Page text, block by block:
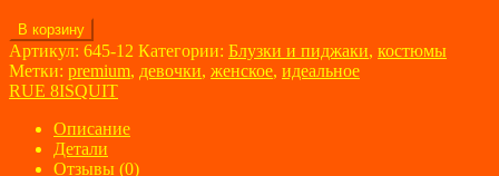
Количество
товара
Пиджак
женский
8ISQUIT
размер
В корзину
Артикул: 645-12 Категории: Блузки и пиджаки, костюмы
Метки: premium, девочки, женское, идеальное
RUE 8ISQUIT
Описание
Детали
Отзывы (0)